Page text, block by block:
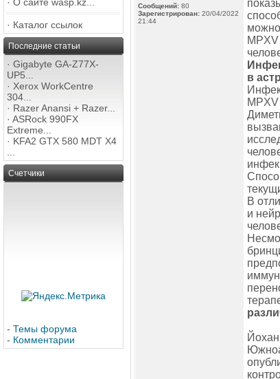
· Каталог ссылок
Последние статьи
· Gigabyte GA-Z77X-
UP5...
· Xerox WorkCentre
304...
· Razer Anansi + Razer...
· ASRock 990FX
Extreme...
· KFA2 GTX 580 MDT X4
Счетчики
- Темы форума
- Комментарии
Сообщений: 80
Зарегистрирован: 20/04/2022
21:44
в
В
и